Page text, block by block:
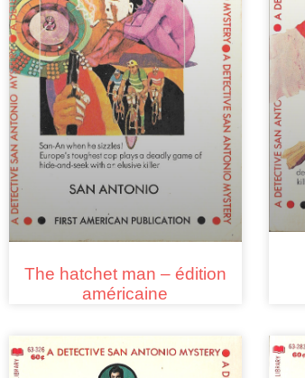
The hatchet man – édition
américaine